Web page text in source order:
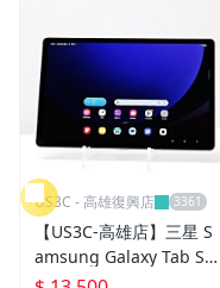
US3C - 高雄復興店
【US3C-高雄店】三星 S
amsung Galaxy Tab S9
+ 12G 256G Wi-Fi版 黑